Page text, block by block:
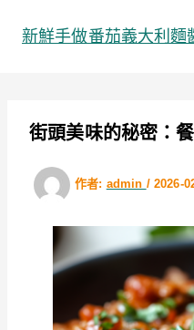
新鮮手做番茄義大利麵
街頭美味的秘密：
作者: admin / 2026-